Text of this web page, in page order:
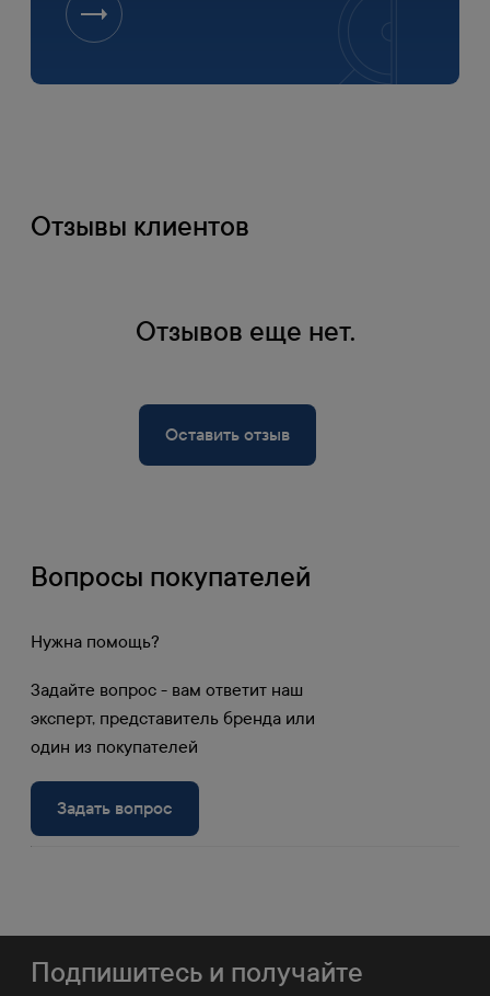
Оплата по счету
Счет формируется при оформлении заказа
на сайте
Накопительные и дополнительные скидки
приобретать продукцию на самых выгодных
Получите доступ к личному кабинету и
узнайте вашу скидку.
Войти в личный
Отзывы клиентов
Отзывов еще нет.
Оставить отзыв
Вопросы покупателей
Нужна помощь?
Задайте вопрос - вам ответит наш
эксперт, представитель бренда или
один из покупателей
Задать вопрос
Подпишитесь и получайте